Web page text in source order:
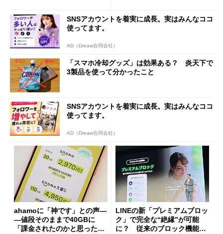
SNSアカウントを着実に成長。実はみんなココ
使ってます。
AD（Dreaw合同会社）
「スマホ冷却グッズ」は効果ある？ 炎天下で
3製品を使って分かったこと
SNSアカウントを着実に成長。実はみんなココ
使ってます。
AD（Dreaw合同会社）
ahamoに「神です」との声―
―値段そのままで40GBに
「課金されたのかと思った」
LINEの新「プレミアムブロッ
ク」で完全な“絶縁”が可能
に？ 従来のブロック機能と